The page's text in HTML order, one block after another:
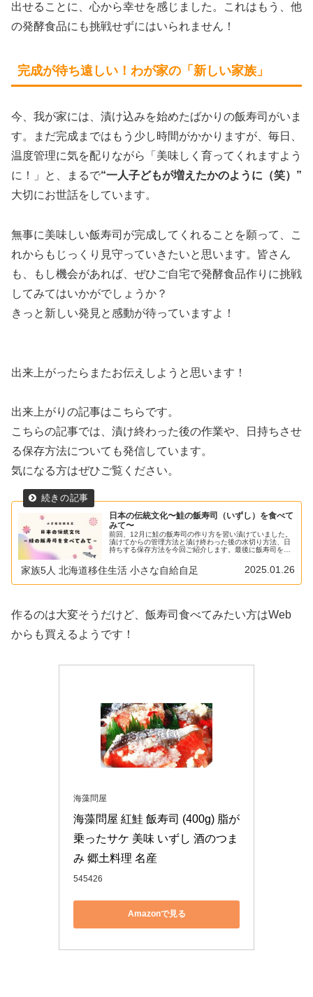
出せることに、心から幸せを感じました。これはもう、他
の発酵食品にも挑戦せずにはいられません！
完成が待ち遠しい！わが家の「新しい家族」
今、我が家には、漬け込みを始めたばかりの飯寿司がいま
す。まだ完成まではもう少し時間がかかりますが、毎日、
温度管理に気を配りながら「美味しく育ってくれますよう
に！」と、まるで“一人子どもが増えたかのように（笑）”
大切にお世話をしています。
無事に美味しい飯寿司が完成してくれることを願って、こ
れからもじっくり見守っていきたいと思います。皆さん
も、もし機会があれば、ぜひご自宅で発酵食品作りに挑戦
してみてはいかがでしょうか？
きっと新しい発見と感動が待っていますよ！
出来上がったらまたお伝えしようと思います！
出来上がりの記事はこちらです。
こちらの記事では、漬け終わった後の作業や、日持ちさせ
る保存方法についても発信しています。
気になる方はぜひご覧ください。
日本の伝統文化〜鮭の飯寿司（いずし）を食べて
みて〜
前回、12月に鮭の飯寿司の作り方を習い漬けていました。
漬けてからの管理方法と漬け終わった後の水切り方法、日
持ちする保存方法を今回ご紹介します。最後に飯寿司を食
た！！漬けた時間約1ヶ月。。。色...
家族5人 北海道移住生活 小さな自給自足 2025.01.26
作るのは大変そうだけど、飯寿司食べてみたい方はWeb
からも買えるようです！
海藻問屋
海藻問屋 紅鮭 飯寿司 (400g) 脂が
乗ったサケ 美味 いずし 酒のつま
み 郷土料理 名産
545426
Amazonで見る